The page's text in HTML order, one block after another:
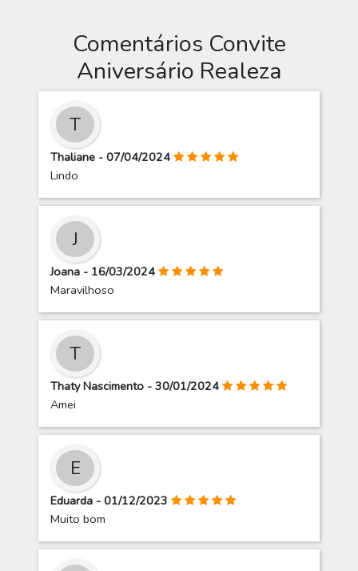
Comentários Convite
Aniversário Realeza
T
Thaliane - 07/04/2024
Lindo
J
Joana - 16/03/2024
Maravilhoso
T
Thaty Nascimento - 30/01/2024
Amei
E
Eduarda - 01/12/2023
Muito bom